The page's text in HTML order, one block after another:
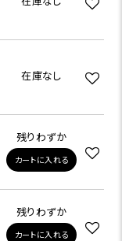
在庫なし
残りわずか
カートに入れる
残りわずか
カートに入れる